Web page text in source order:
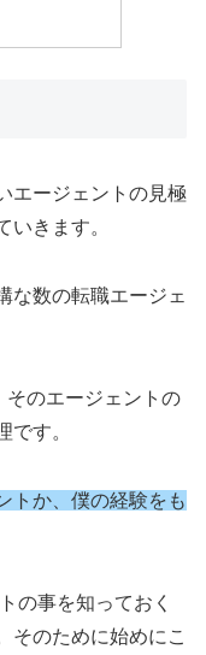
エージェントの見極
いきます。
な数の転職エージェ
そのエージェントの
です。
トか、僕の経験をも
の事を知っておく
そのために始めにこ